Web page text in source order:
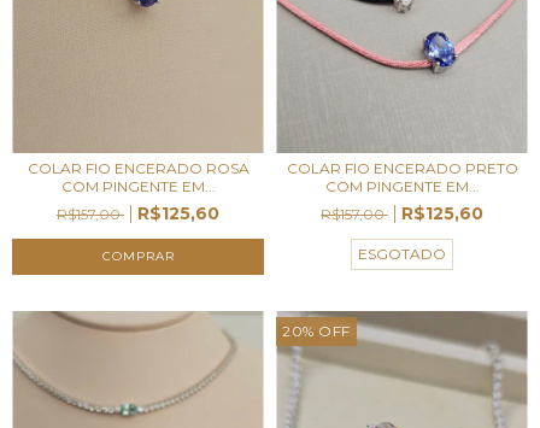
COLAR FIO ENCERADO ROSA
COM PINGENTE EM...
R$157,00
R$125,60
COLAR FIO ENCERADO PRETO
COM PINGENTE EM...
R$157,00
R$125,60
ESGOTADO
20% OFF